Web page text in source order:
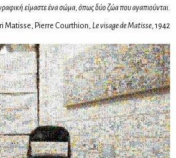
εί­μα­στε ένα σώ­μα, όπως δύο ζώα που αγα­πιού­νται.
Matisse, Pierre Courthion, Le visage de Matisse, 1942